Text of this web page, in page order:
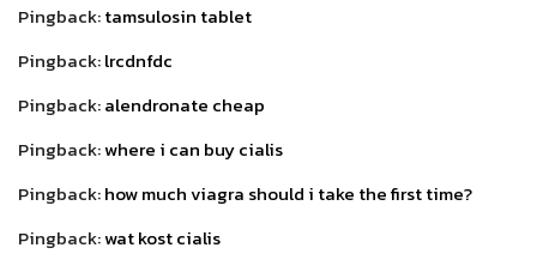
Pingback:tamsulosin tablet
Pingback:lrcdnfdc
Pingback:alendronate cheap
Pingback:where i can buy cialis
Pingback:how much viagra should i take the first time?
Pingback:wat kost cialis